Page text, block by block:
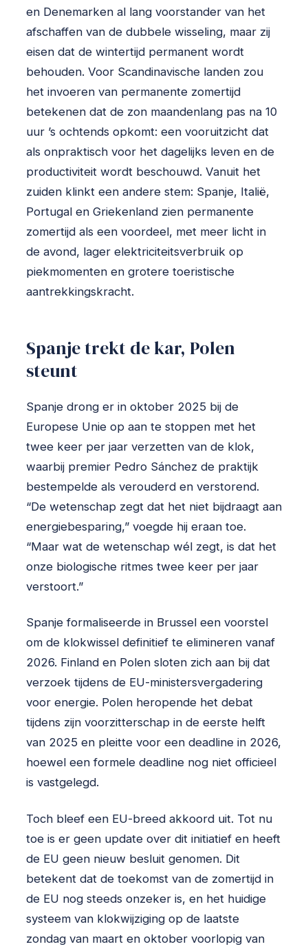
en Denemarken al lang voorstander van het
afschaffen van de dubbele wisseling, maar zij
eisen dat de wintertijd permanent wordt
behouden. Voor Scandinavische landen zou
het invoeren van permanente zomertijd
betekenen dat de zon maandenlang pas na 10
uur ’s ochtends opkomt: een vooruitzicht dat
als onpraktisch voor het dagelijks leven en de
productiviteit wordt beschouwd. Vanuit het
zuiden klinkt een andere stem: Spanje, Italië,
Portugal en Griekenland zien permanente
zomertijd als een voordeel, met meer licht in
de avond, lager elektriciteitsverbruik op
piekmomenten en grotere toeristische
aantrekkingskracht.
Spanje trekt de kar, Polen
steunt
Spanje drong er in oktober 2025 bij de
Europese Unie op aan te stoppen met het
twee keer per jaar verzetten van de klok,
waarbij premier Pedro Sánchez de praktijk
bestempelde als verouderd en verstorend.
“De wetenschap zegt dat het niet bijdraagt aan
energiebesparing,” voegde hij eraan toe.
“Maar wat de wetenschap wél zegt, is dat het
onze biologische ritmes twee keer per jaar
verstoort.”
Spanje formaliseerde in Brussel een voorstel
om de klokwissel definitief te elimineren vanaf
2026. Finland en Polen sloten zich aan bij dat
verzoek tijdens de EU-ministersvergadering
voor energie. Polen heropende het debat
tijdens zijn voorzitterschap in de eerste helft
van 2025 en pleitte voor een deadline in 2026,
hoewel een formele deadline nog niet officieel
is vastgelegd.
Toch bleef een EU-breed akkoord uit. Tot nu
toe is er geen update over dit initiatief en heeft
de EU geen nieuw besluit genomen. Dit
betekent dat de toekomst van de zomertijd in
de EU nog steeds onzeker is, en het huidige
systeem van klokwijziging op de laatste
zondag van maart en oktober voorlopig van